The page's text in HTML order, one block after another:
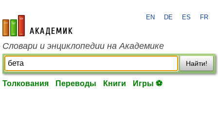
academic.ru
EN DE ES FR
Словари и энциклопедии на Академике
Найти!
Толкования Переводы Книги Игры ⚽